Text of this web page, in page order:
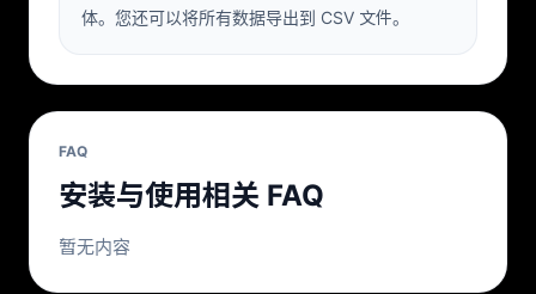
体。您还可以将所有数据导出到 CSV 文件。
FAQ
安装与使用相关 FAQ
暂无内容